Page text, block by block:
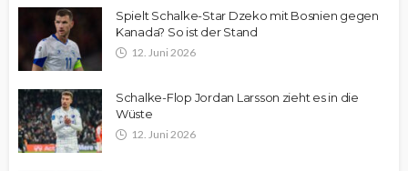
Spielt Schalke-Star Dzeko mit Bosnien gegen
Kanada? So ist der Stand
12. Juni 2026
Schalke-Flop Jordan Larsson zieht es in die
Wüste
12. Juni 2026